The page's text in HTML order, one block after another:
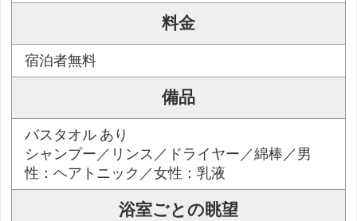
料金
宿泊者無料
備品
バスタオル あり
シャンプー／リンス／ドライヤー／綿棒／男
性：ヘアトニック／女性：乳液
浴室ごとの眺望